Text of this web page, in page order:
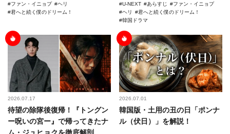
ファン・イニョプ
ヘリ
君へと続く僕のドリーム！
U-NEXT あらすじ
ファン・イニョプ
ヘリ
君へと続く僕のドリーム！
韓国ドラマ
2026.07.17
待望の除隊後復帰！『トングン
ー呪いの宮ー』で帰ってきたナ
ム・ジュヒョクを徹底解剖
2026.07.01
韓国版・土用の丑の日「ポンナ
ル（伏日）」を解説！